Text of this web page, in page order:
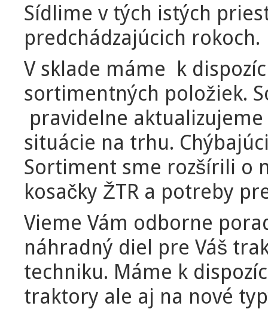
Sídlime v tých istých
predchádzajúcich rokoch.
V sklade máme k
sortimentných položiek.
pravidelne
situácie na trhu.
Sortiment sme rozšírili o
kosačky ŽTR a potreby
Vieme Vám odborne
náhradný diel pre Váš
techniku. Máme k
traktory ale aj na nové